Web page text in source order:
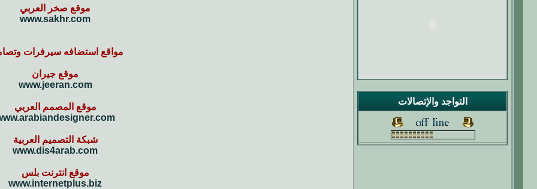
التواجد والإتصالات
موقع صخر العربي
www.sakhr.com
مواقع استضافه سيرفرات
موقع جيران
www.jeeran.com
موقع المصمم العربي
شبكة التصميم العربية
www.dis4arab.com
موقع انترنت بلس
www.internetplus.biz